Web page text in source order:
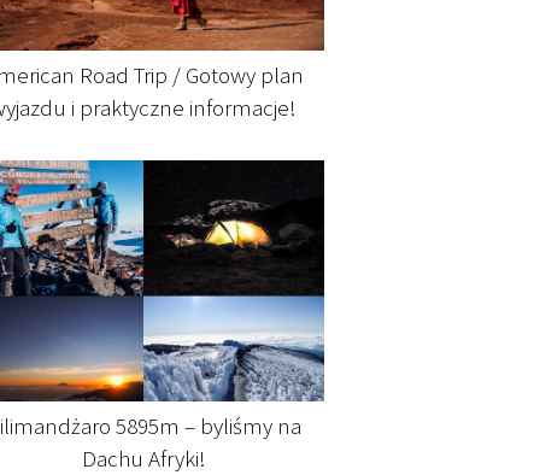
Road Trip / Gotowy plan
i praktyczne informacje!
5895m – byliśmy na
Dachu Afryki!